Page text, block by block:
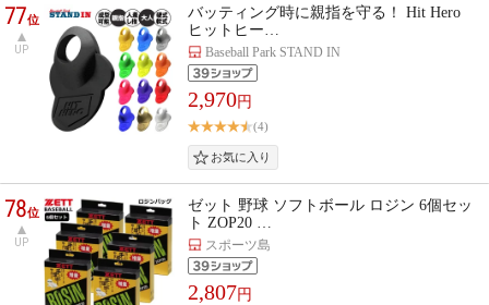
77位
UP
バッティング時に親指を守る！ Hit Hero
ヒットヒー…
Baseball Park STAND IN
2,970円
(4)
78位
UP
ゼット 野球 ソフトボール ロジン 6個セッ
ト ZOP20 …
スポーツ島
2,807円